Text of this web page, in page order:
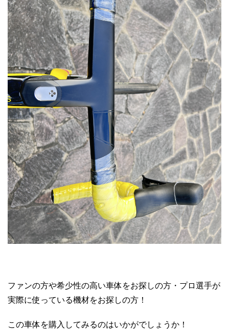
ファンの方や希少性の高い車体をお探しの方・プロ選手が
実際に使っている機材をお探しの方！
この車体を購入してみるのはいかがでしょうか！